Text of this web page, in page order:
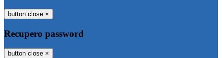
button close ×
Recupero password
button close ×